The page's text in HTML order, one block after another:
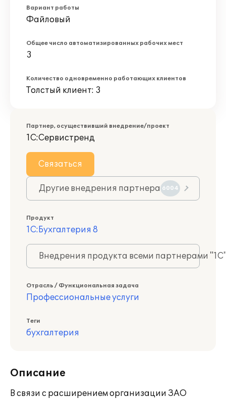
Вариант работы
Файловый
Общее число автоматизированных рабочих мест
3
Количество одновременно работающих клиентов
Толстый клиент: 3
Партнер, осуществивший внедрение/проект
1С:Сервистренд
Связаться
Другие внедрения партнера 6004
Продукт
1С:Бухгалтерия 8
Внедрения продукта всеми партнерами
Отрасль / Функциональная задача
Профессиональные услуги
Теги
бухгалтерия
Описание
В связи с расширением организации ЗАО